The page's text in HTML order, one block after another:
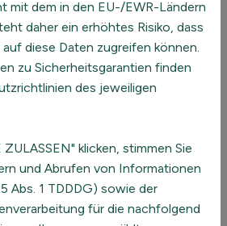
auf neue Wege: Der Start
mit dem in den EU-/EWR-Ländern
daher ein erhöhtes Risiko, dass
diese Daten zugreifen können.
zu Sicherheitsgarantien finden
des jeweiligen
ZULASSEN" klicken, stimmen Sie
und Abrufen von Informationen
Abs. 1 TDDDG) sowie der
für die nachfolgend